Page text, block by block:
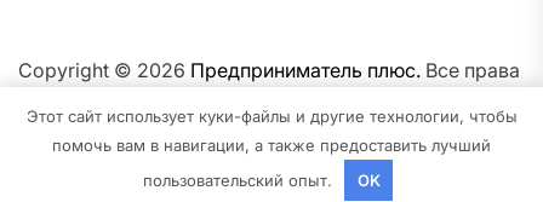
Copyright © 2026 Предприниматель плюс. Все права
платформеWordPress.
Этот сайт использует куки-файлы и другие технологии, чтобы
помочь вам в навигации, а также предоставить лучший
пользовательский опыт.
OK